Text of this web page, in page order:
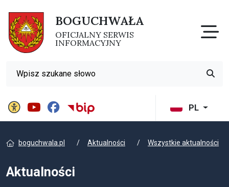
BOGUCHWAŁA
OFICJALNY SERWIS
INFORMACYJNY
PL
Panel ustawień witrynyBIP Gminy Boguchwała
Wyszukiwarka
boguchwala.pl Aktualności Wszystkie aktualności
Aktualności